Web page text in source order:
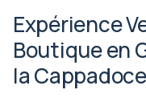
Expérience
Boutique en
la Cappadoce